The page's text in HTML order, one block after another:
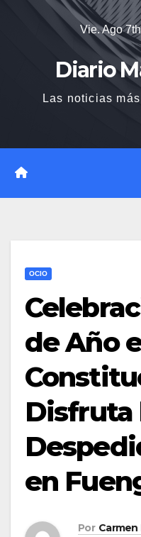
Vie. Ago
Diario
Las noticias
OCIO
de Año
Disfruta
en
Por